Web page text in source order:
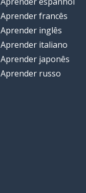
Aprender francês
Aprender inglês
Aprender italiano
Aprender japonês
Aprender russo